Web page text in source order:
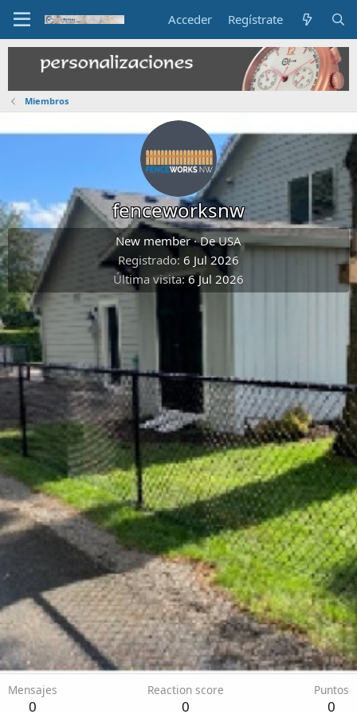
Acceder Regístrate
Miembros
fenceworksnw
New member ·DeUSA
Registrado 6 Jul 2026
Última visita 6 Jul 2026
Mensajes
0
Reaction score
0
Puntos
0